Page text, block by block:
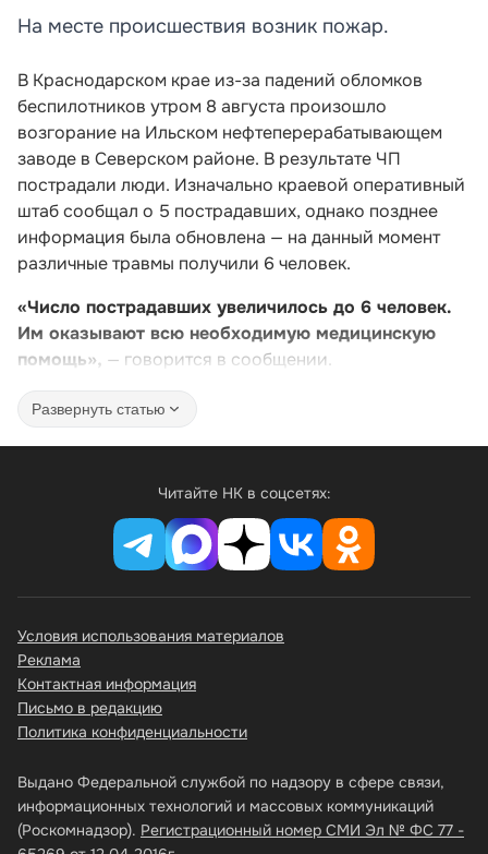
На месте происшествия возник пожар.
В Краснодарском крае из-за падений обломков
беспилотников утром 8 августа произошло
возгорание на Ильском нефтеперерабатывающем
заводе в Северском районе. В результате ЧП
пострадали люди. Изначально краевой оперативный
штаб сообщал о 5 пострадавших, однако позднее
информация была обновлена — на данный момент
различные травмы получили 6 человек.
«Число пострадавших увеличилось до 6 человек.
Им оказывают всю необходимую медицинскую
помощь», — говорится в сообщении.
Развернуть статью
Читайте НК в соцсетях:
Выдано Федеральной службой по надзору в сфере связи,
информационных технологий и массовых коммуникаций
(Роскомнадзор). Регистрационный номер СМИ Эл № ФС 77 -
Условия использования материалов
Реклама
Контактная информация
Письмо в редакцию
Политика конфиденциальности